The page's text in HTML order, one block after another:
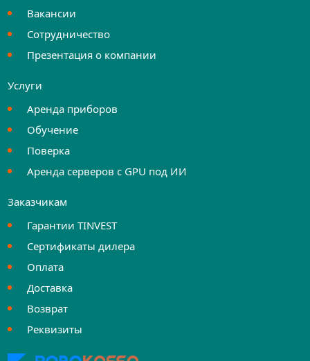
Вакансии
Сотрудничество
Презентация о компании
Услуги
Аренда приборов
Обучение
Поверка
Аренда серверов с GPU под ИИ
Заказчикам
Гарантии TINVEST
Сертификаты дилера
Оплата
Доставка
Возврат
Реквизиты